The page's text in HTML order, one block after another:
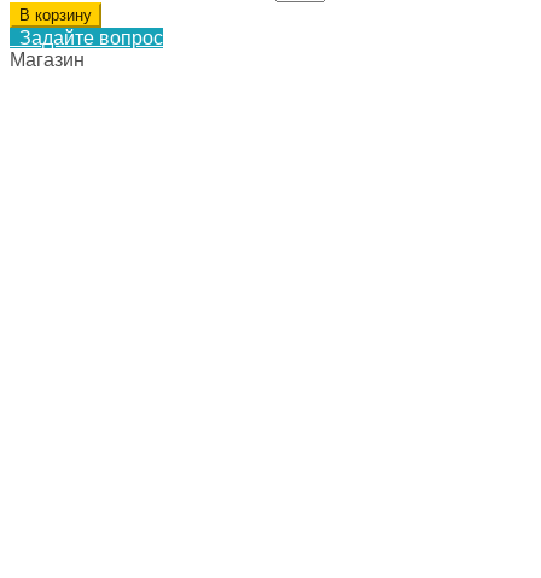
В корзину
Задайте вопрос
Магазин